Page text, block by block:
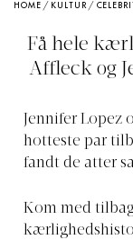
HOME / KULTUR /
Få hele
Affleck og
Jennifer Lopez
hotteste par
fandt de atter
Kom med